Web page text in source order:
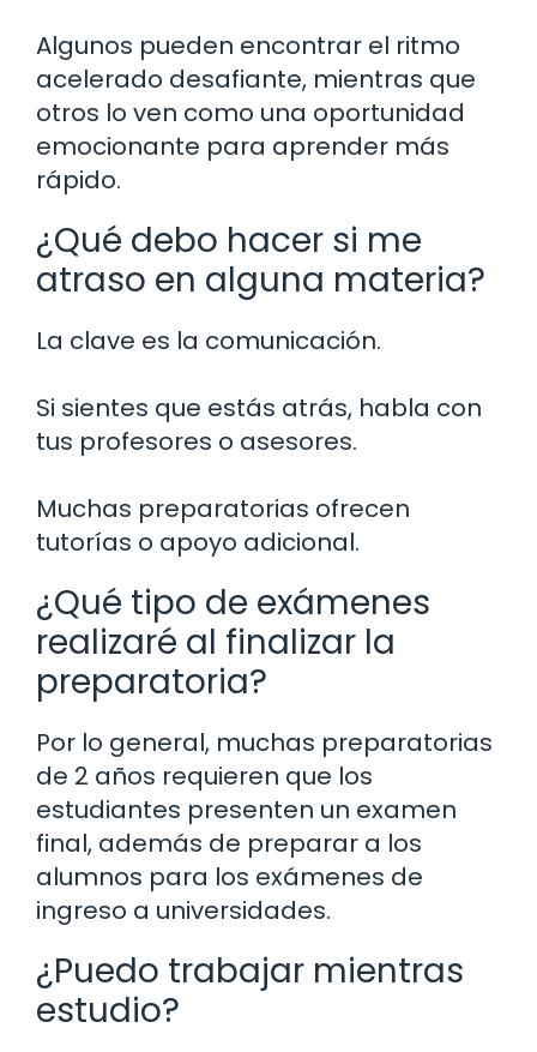
Algunos pueden encontrar el ritmo
acelerado desafiante, mientras que
otros lo ven como una oportunidad
emocionante para aprender más
rápido.
¿Qué debo hacer si me
atraso en alguna materia?
La clave es la comunicación.
Si sientes que estás atrás, habla con
tus profesores o asesores.
Muchas preparatorias ofrecen
tutorías o apoyo adicional.
¿Qué tipo de exámenes
realizaré al finalizar la
preparatoria?
Por lo general, muchas preparatorias
de 2 años requieren que los
estudiantes presenten un examen
final, además de preparar a los
alumnos para los exámenes de
ingreso a universidades.
¿Puedo trabajar mientras
estudio?